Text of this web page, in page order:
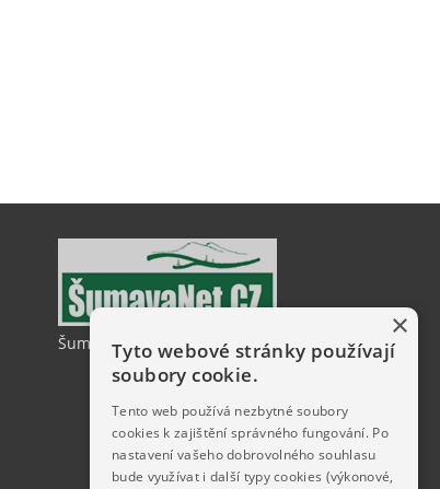
ŠumavaNet.CZ - informace o regionu
×
Tyto webové stránky používají
soubory cookie.
Tento web používá nezbytné soubory
cookies k zajištění správného fungování. Po
nastavení vašeho dobrovolného souhlasu
bude využívat i další typy cookies (výkonové,